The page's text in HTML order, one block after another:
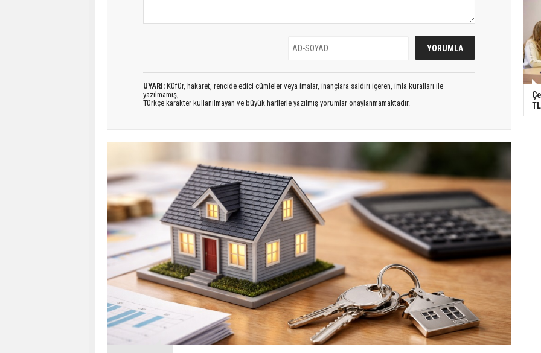
UYARI: Küfür, hakaret, rencide edici cümleler veya imalar, inançlara saldırı içeren, imla kuralları ile
yazılmamış,
Türkçe karakter kullanılmayan ve büyük harflerle yazılmış yorumlar onaylanmamaktadır.